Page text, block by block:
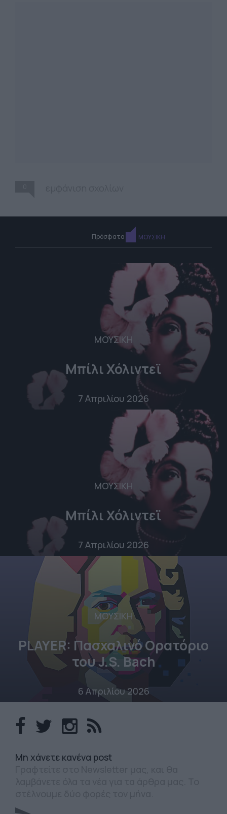
Πρόσφατα ΜΟΥΣΙΚΗ
ΜΟΥΣΙΚΗ
Μπίλι Χόλιντεϊ
7 Απριλίου 2026
ΜΟΥΣΙΚΗ
Μπίλι Χόλιντεϊ
7 Απριλίου 2026
ΜΟΥΣΙΚΗ
PLAYER: Πασχαλινό Ορατόριο
του J.S. Bach
6 Απριλίου 2026
Mη χάνετε κανένα post